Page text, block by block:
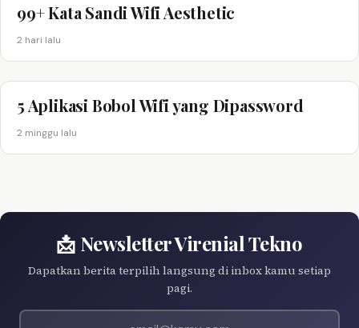
99+ Kata Sandi Wifi Aesthetic
2 hari lalu
5 Aplikasi Bobol Wifi yang Dipassword
2 minggu lalu
📩 Newsletter Virenial Tekno
Dapatkan berita terpilih langsung di inbox kamu setiap
pagi.
Alamat email